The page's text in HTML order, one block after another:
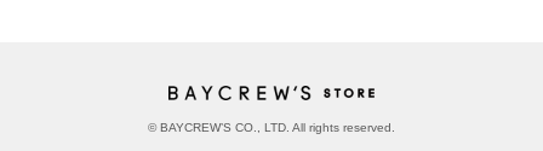
© BAYCREW’S CO., LTD. All rights reserved.